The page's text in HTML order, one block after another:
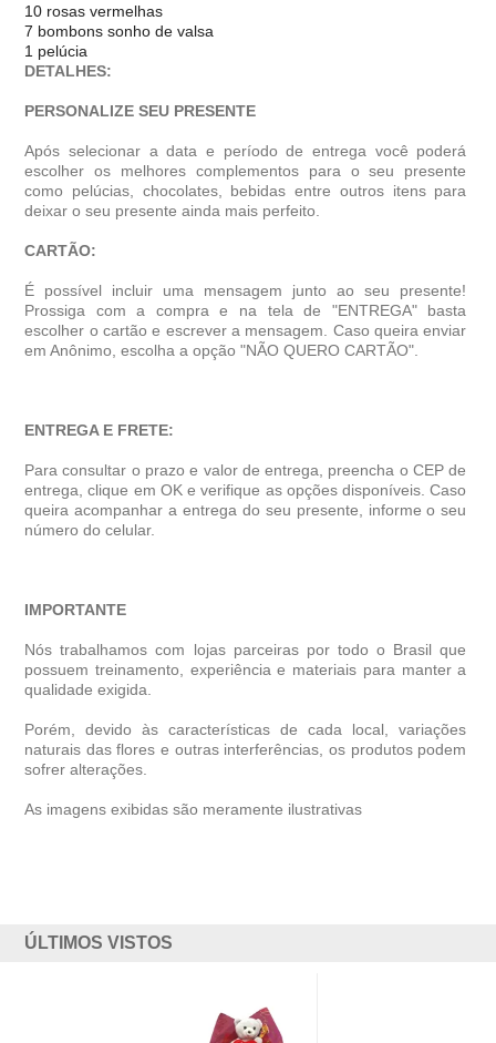
10 rosas vermelhas
7 bombons sonho de valsa
1 pelúcia
DETALHES:
PERSONALIZE SEU PRESENTE
Após selecionar a data e período de entrega você poder
escolher os melhores complementos para o seu presente
como pelúcias, chocolates, bebidas entre outros itens para
deixar o seu presente ainda mais perfeito.
CARTÃO:
É possível incluir uma mensagem junto ao seu presente!
Prossiga com a compra e na tela de "ENTREGA" basta
escolher o cartão e escrever a mensagem. Caso queira enviar
em Anônimo, escolha a opção "NÃO QUERO CARTÃO".
ENTREGA E FRETE:
Para consultar o prazo e valor de entrega, preencha o CEP de
entrega, clique em OK e verifique as opções disponíveis. Caso
queira acompanhar a entrega do seu presente, informe o seu
número do celular.
IMPORTANTE
Nós trabalhamos com lojas parceiras por todo o Brasil que
possuem treinamento, experiência e materiais para manter a
qualidade exigida.
Porém, devido às características de cada local, variações
naturais das flores e outras interferências, os produtos podem
sofrer alterações.
As imagens exibidas são meramente ilustrativas
ÚLTIMOS VISTOS